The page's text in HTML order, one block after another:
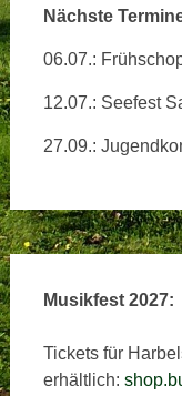
Nächste
06.07.:
12.07.: Seefest
27.09.:
Musikfest 2027:
Tickets für
erhältlich: